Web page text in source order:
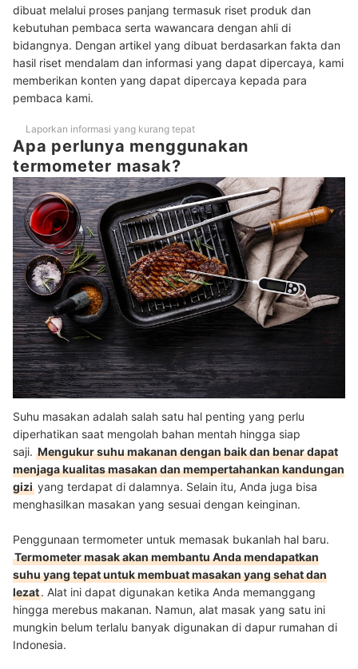
dibuat melalui proses panjang termasuk riset produk dan
kebutuhan pembaca serta wawancara dengan ahli di
bidangnya. Dengan artikel yang dibuat berdasarkan fakta dan
hasil riset mendalam dan informasi yang dapat dipercaya, kami
memberikan konten yang dapat dipercaya kepada para
pembaca kami.
Laporkan informasi yang kurang tepat
Apa perlunya menggunakan
termometer masak?
Suhu masakan adalah salah satu hal penting yang perlu
diperhatikan saat mengolah bahan mentah hingga siap
saji. Mengukur suhu makanan dengan baik dan benar dapat
menjaga kualitas masakan dan mempertahankan kandungan
gizi yang terdapat di dalamnya. Selain itu, Anda juga bisa
menghasilkan masakan yang sesuai dengan keinginan.
Penggunaan termometer untuk memasak bukanlah hal baru.
Termometer masak akan membantu Anda mendapatkan
suhu yang tepat untuk membuat masakan yang sehat dan
lezat. Alat ini dapat digunakan ketika Anda memanggang
hingga merebus makanan. Namun, alat masak yang satu ini
mungkin belum terlalu banyak digunakan di dapur rumahan di
Indonesia.